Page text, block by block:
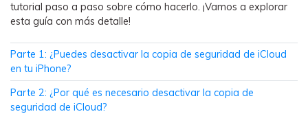
Apps
Mutsapper (Alias: Wutsapper)
Transfiere datos de WhatsApp y
valores de fábrica.
tutorial paso a paso sobre cómo hacerlo.󠀲󠀡󠀠󠀥󠀩󠀧󠀣󠀠󠀥󠀳󠀰 ¡Vamos a explorar
esta guía con más detalle!
󠀰Parte 1: ¿Puedes desactivar la copia de seguridad de iCloud
en tu iPhone?󠀲󠀡󠀠󠀥󠀩󠀧󠀣󠀠󠀧󠀳
󠀰Parte 2: ¿Por qué es necesario desactivar la copia de
seguridad de iCloud?󠀲󠀡󠀠󠀥󠀩󠀧󠀣󠀠󠀨󠀳